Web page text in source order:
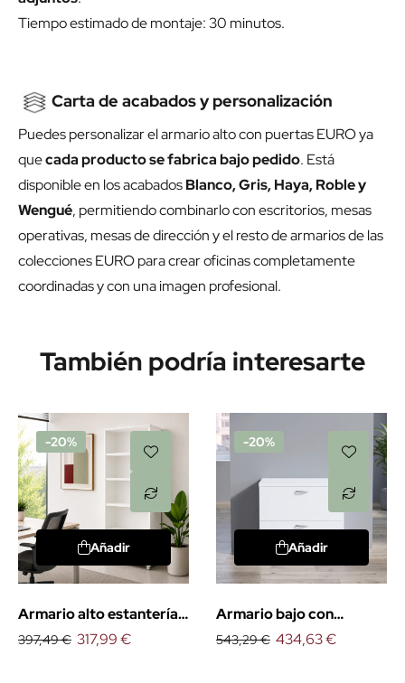
Tiempo estimado de montaje: 30 minutos.
Carta de acabados y personalización
Puedes personalizar el armario alto con puertas EURO ya
quecada producto se fabrica bajo pedido. Está
disponible en los acabadosBlanco, Gris, Haya, Roble y
Wengué, permitiendo combinarlo con escritorios, mesas
operativas, mesas de dirección y el resto de armarios de las
colecciones EURO para crear oficinas completamente
coordinadas y con una imagen profesional.
También podría interesarte
-20%
Añadir
Armario alto estantería
Euro
397,49 € 317,99 €
-20%
Añadir
Armario bajo con
cajones para carpetas
543,29 € 434,63 €